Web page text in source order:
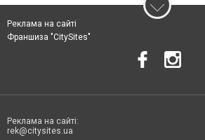
Реклама на сайті
Франшиза "CitySites"
Реклама на сайті:
rek@citysites.ua